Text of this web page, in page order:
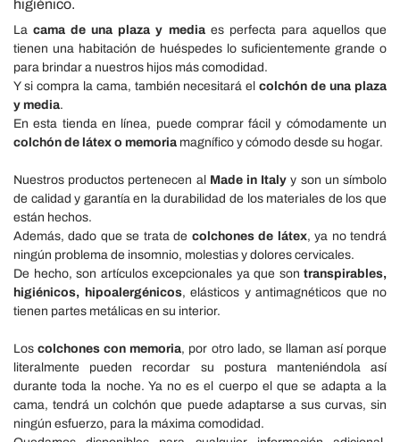
higiénico.
Lacama de una plaza y mediaes perfecta para aquellos que
tienen una habitación de huéspedes lo suficientemente grande o
para brindar a nuestros hijos más comodidad.
Y si compra la cama, también necesitará elcolchón de una plaza
y media.
En esta tienda en línea, puede comprar fácil y cómodamente un
colchón de látex o memoria magnífico y cómodo desde su hogar.
Nuestros productos pertenecen al Made in Italyy son un símbolo
de calidad y garantía en la durabilidad de los materiales de los que
están hechos.
Además, dado que se trata de colchones de látex, ya no tendrá
ningún problema de insomnio, molestias y dolores cervicales.
De hecho, son artículos excepcionales ya que son transpirables,
higiénicos, hipoalergénicos, elásticos y antimagnéticos que no
tienen partes metálicas en su interior.
Loscolchones con memoria, por otro lado, se llaman así porque
literalmente pueden recordar su postura manteniéndola así
durante toda la noche. Ya no es el cuerpo el que se adapta a la
cama, tendrá un colchón que puede adaptarse a sus curvas, sin
ningún esfuerzo, para la máxima comodidad.